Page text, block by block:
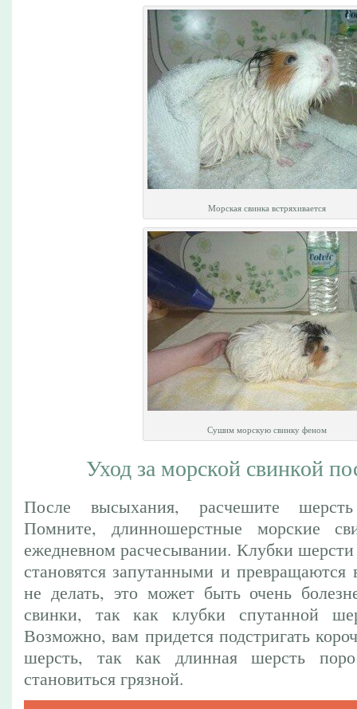
Морская свинка встряхивается
Сушим морскую свинку феном
Уход за морской свинкой
После высыхания, расчешите
Помните, длинношерстные морские
ежедневном расчесывании. Клубки
становятся запутанными и
не делать, это может быть очень
свинки, так как клубки спутанной
Возможно, вам придется подстригать
шерсть, так как длинная шерсть
становиться грязной.